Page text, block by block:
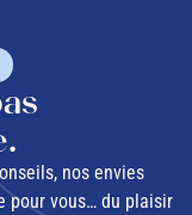
nos envies
pour vous… du plaisir